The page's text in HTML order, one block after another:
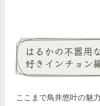
はるかの不器用
好きインチョン
ここまで鳥井悠叶の魅